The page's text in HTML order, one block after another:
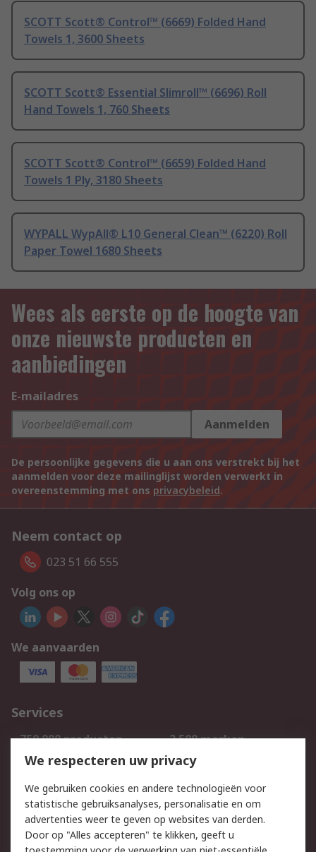
SCOTT Scott® Control™ (6669) Folded Hand
Towels 1, 3600 Sheets
SCOTT Scott® Essential Slimroll™ (6696) Roll
Hand Towels 1, 760 Sheets
SCOTT Scott® Control™ (6659) Folded Hand
Towels 1 Ply, 3180 Sheets
WYPALL WypAll® L10 General Clean™ (6220) Roll
Paper Towel 1680 Sheets
Wees als eerste op de hoogte van
onze nieuwste producten en
aanbiedingen
E-mailadres
Aanmelden
De persoonlijke gegevens die u aan ons verstrekt bij het
aanmelden voor deze mailinglijst worden verwerkt in
overeenstemming met ons privacybeleid.
Neem contact op
023 51 66 555
Volg ons op
We aanvaarden
Services
750.000 producten
2.500 merken
Bestellen
Inkoopoplossingen
Track & Trace
Wettelijk
We respecteren uw privacy
We gebruiken cookies en andere technologieën voor
statistische gebruiksanalyses, personalisatie en om
advertenties weer te geven op websites van derden.
Door op "Alles accepteren" te klikken, geeft u